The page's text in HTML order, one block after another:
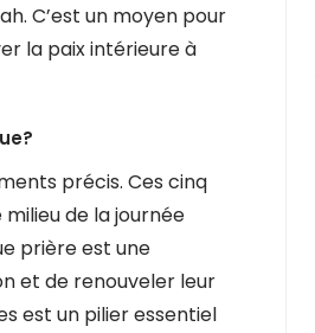
C’est un moyen pour
la paix intérieure à
précis. Ces cinq
de la journée
prière est une
et de renouveler leur
est un pilier essentiel